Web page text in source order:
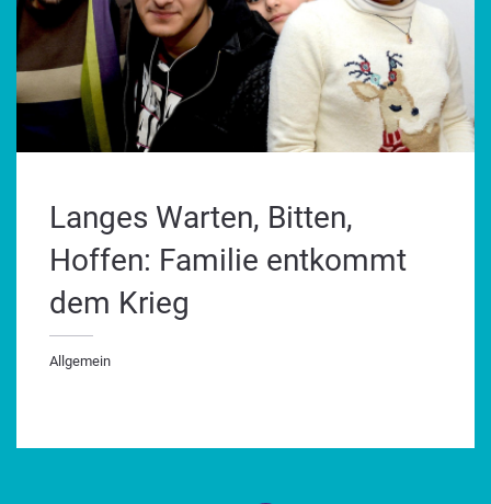
Langes Warten, Bitten,
Hoffen: Familie entkommt
dem Krieg
Allgemein